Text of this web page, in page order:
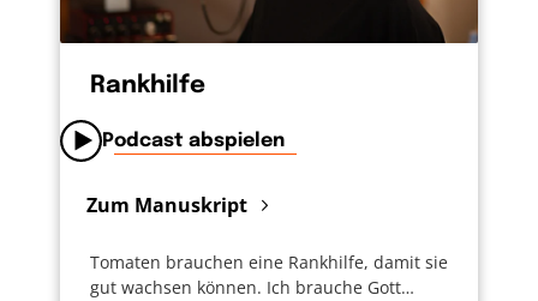
Rankhilfe
Podcast abspielen
Zum Manuskript
Tomaten brauchen eine Rankhilfe, damit sie
gut wachsen können. Ich brauche Gott…